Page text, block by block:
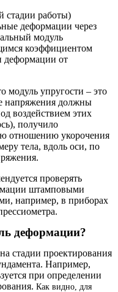
стадии работы)
деформации через
модуль
коэффициентом
деформации от
модуль упругости – это
напряжения должны
воздействием этих
получило
отношению укорочения
тела, вдоль оси, по
проверять
штамповыми
например, в приборах
деформации?
стадии проектирования
Например,
при определении
Как видно, для